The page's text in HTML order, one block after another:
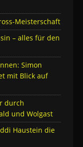
Meisterschaft
– alles für den
Simon
mit Blick auf
durch
und Wolgast
Haustein die